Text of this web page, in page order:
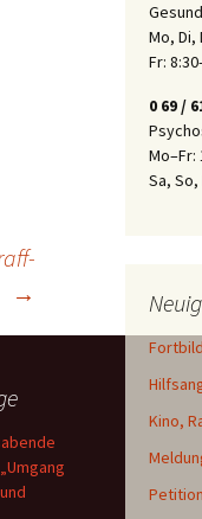
→
Mo, Di,
Fr:
0 69 /
Mo–Fr:
Sa,
Kino,